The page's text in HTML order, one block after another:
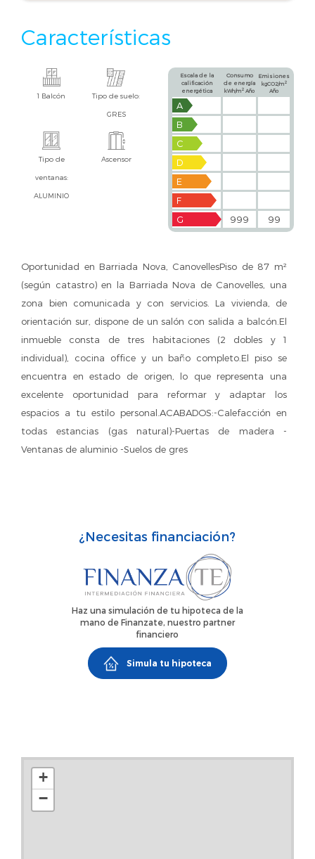
Características
1 Balcón Tipo de suelo:
GRES
Tipo de
ventanas:
ALUMINIO
Ascensor
Escala de la
calificación
energética
Consumo
de energía
kWh/m2 Año
Emisiones
kgCO2/m 2
Año
A
B
C
D
E
F
G
999 99
Oportunidad en Barriada Nova, CanovellesPiso de 87 m²
(según catastro) en la Barriada Nova de Canovelles, una
zona bien comunicada y con servicios. La vivienda, de
orientación sur, dispone de un salón con salida a balcón.El
inmueble consta de tres habitaciones (2 dobles y 1
individual), cocina office y un baño completo.El piso se
encuentra en estado de origen, lo que representa una
excelente oportunidad para reformar y adaptar los
espacios a tu estilo personal.ACABADOS:-Calefacción en
todas estancias (gas natural)-Puertas de madera -
Ventanas de aluminio -Suelos de gres
¿Necesitas financiación?
Haz una simulación de tu hipoteca de la
mano de Finanzate, nuestro partner
financiero
Simula tu hipoteca
+
−